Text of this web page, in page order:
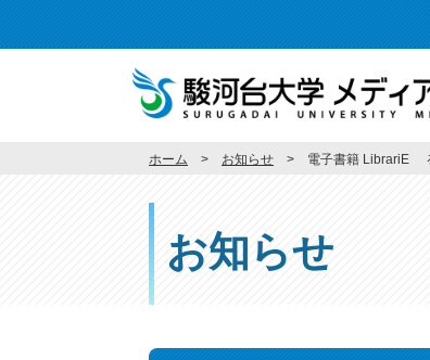
ホーム お知らせ 電子書籍 LibrariE
お知らせ